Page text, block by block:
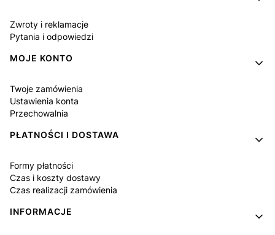
Zwroty i reklamacje
Pytania i odpowiedzi
MOJE KONTO
Twoje zamówienia
Ustawienia konta
Przechowalnia
PŁATNOŚCI I DOSTAWA
Formy płatności
Czas i koszty dostawy
Czas realizacji zamówienia
INFORMACJE